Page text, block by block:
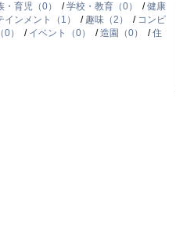
・育児（0） /学校・教育（0） /健康
インメント（1） / 趣味（2） / コンピ
） / イベント（0） /造園（0） /住